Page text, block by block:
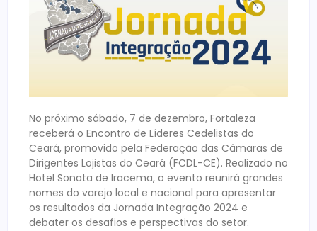
No próximo sábado, 7 de dezembro, Fortaleza
receberá o Encontro de Líderes Cedelistas do
Ceará, promovido pela Federação das Câmaras de
Dirigentes Lojistas do Ceará (FCDL-CE). Realizado no
Hotel Sonata de Iracema, o evento reunirá grandes
nomes do varejo local e nacional para apresentar
os resultados da Jornada Integração 2024 e
debater os desafios e perspectivas do setor.